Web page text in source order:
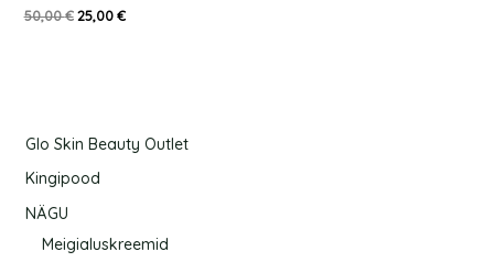
Glo Skin Beauty Outlet
Kingipood
NÄGU
Meigialuskreemid
50,00€ 25,00€